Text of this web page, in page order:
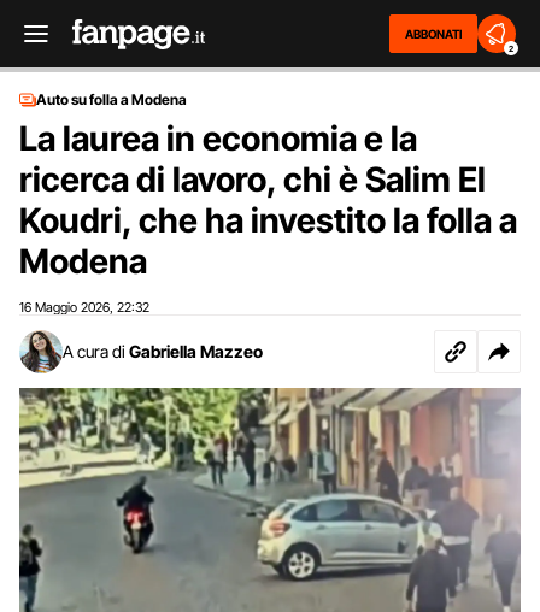
ABBONATI
2
Auto su folla a Modena
La laurea in economia e la
ricerca di lavoro, chi è Salim El
Koudri, che ha investito la folla a
Modena
16 Maggio 2026 22:32
A cura di Gabriella Mazzeo